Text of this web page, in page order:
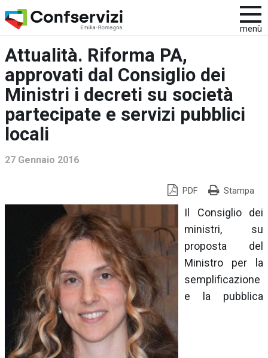
menù
Attualità. Riforma PA,
approvati dal Consiglio dei
Ministri i decreti su società
partecipate e servizi pubblici
locali
27 Gennaio 2016
PDF Stampa
Il Consiglio dei
ministri, su
proposta del
Ministro per la
semplificazione
e la pubblica